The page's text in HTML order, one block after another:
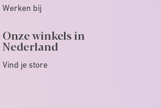
Werken bij
Onze winkels in
Nederland
Vind je store